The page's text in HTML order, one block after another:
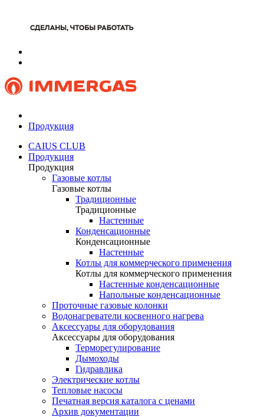
Продукция
CAIUS CLUB
Продукция
Продукция
Газовые котлы
Газовые котлы
Традиционные
Традиционные
Настенные
Конденсационные
Конденсационные
Настенные
Котлы для коммерческого применения
Котлы для коммерческого применения
Настенные конденсационные
Напольные конденсационные
Проточные газовые колонки
Водонагреватели косвенного нагрева
Аксессуары для оборудования
Аксессуары для оборудования
Терморегулирование
Дымоходы
Гидравлика
Электрические котлы
Тепловые насосы
Печатная версия каталога с ценами
Архив документации